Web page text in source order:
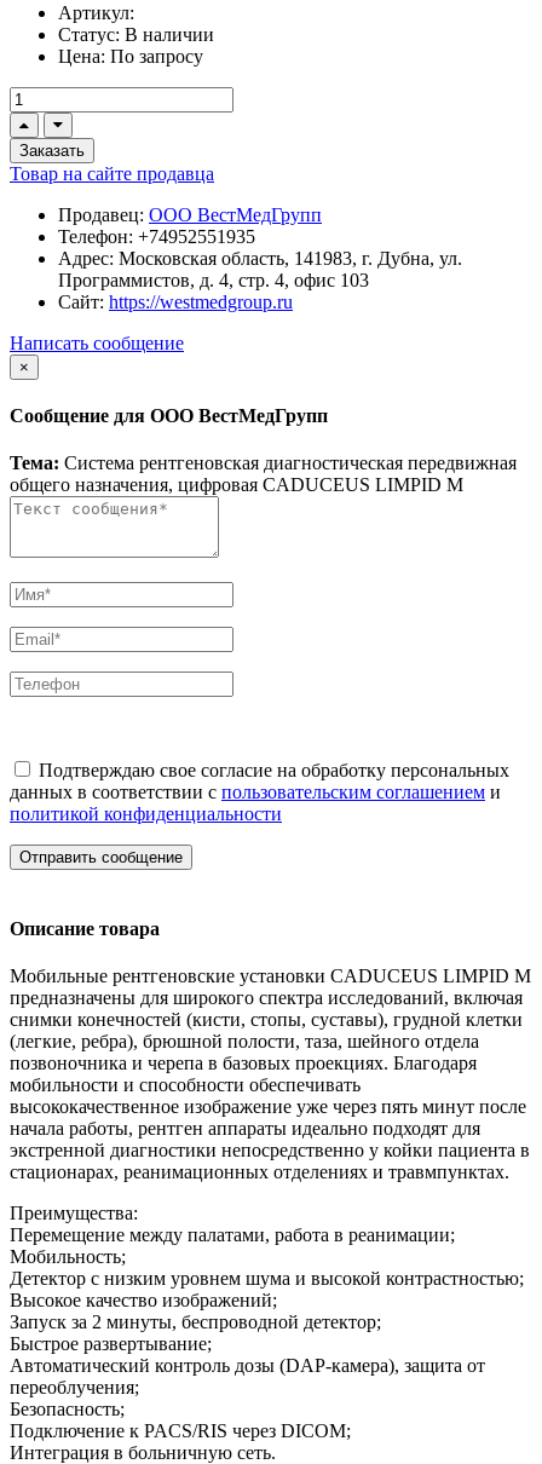
Артикул:
Статус: В наличии
Цена: По запросу
Заказать
Товар на сайте продавца
Продавец: ООО ВестМедГрупп
Телефон: +74952551935
Адрес: Московская область, 141983, г. Дубна, ул.
Программистов, д. 4, стр. 4, офис 103
Сайт: https://westmedgroup.ru
Написать сообщение
×
Сообщение для ООО ВестМедГрупп
Тема: Система рентгеновская диагностическая передвижная
общего назначения, цифровая CADUCEUS LIMPID M
Подтверждаю свое согласие на обработку персональных
данных в соответствии с пользовательским соглашением и
политикой конфиденциальности
Отправить сообщение
Описание товара
Мобильные рентгеновские установки CADUCEUS LIMPID M
предназначены для широкого спектра исследований, включая
снимки конечностей (кисти, стопы, суставы), грудной клетки
(легкие, ребра), брюшной полости, таза, шейного отдела
позвоночника и черепа в базовых проекциях. Благодаря
мобильности и способности обеспечивать
высококачественное изображение уже через пять минут после
начала работы, рентген аппараты идеально подходят для
экстренной диагностики непосредственно у койки пациента в
стационарах, реанимационных отделениях и травмпунктах.
Преимущества:
Перемещение между палатами, работа в реанимации;
Мобильность;
Детектор с низким уровнем шума и высокой контрастностью;
Высокое качество изображений;
Запуск за 2 минуты, беспроводной детектор;
Быстрое развертывание;
Автоматический контроль дозы (DAP-камера), защита от
переоблучения;
Безопасность;
Подключение к PACS/RIS через DICOM;
Интеграция в больничную сеть.